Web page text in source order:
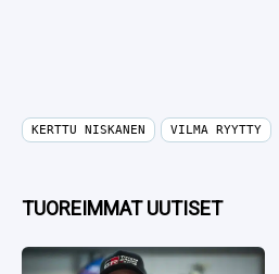
KERTTU NISKANEN VILMA RYYTTY
TUOREIMMAT UUTISET